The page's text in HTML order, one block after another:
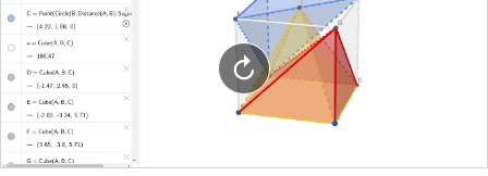
Bejelentkezés